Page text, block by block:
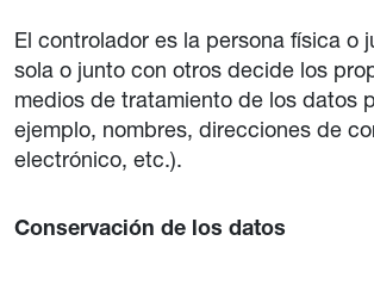
El controlador es la persona física o
sola o junto con otros decide los
medios de tratamiento de los datos
ejemplo, nombres, direcciones de
electrónico, etc.).
Conservación de los datos